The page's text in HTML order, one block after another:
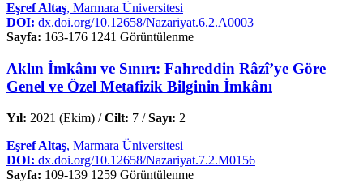
Eşref Altaş, Marmara Üniversitesi
DOI: dx.doi.org/10.12658/Nazariyat.6.2.A0003
Sayfa: 163-176 1241 Görüntülenme
Aklın İmkânı ve Sınırı: Fahreddin Râzî’ye Göre
Genel ve Özel Metafizik Bilginin İmkânı
Yıl: 2021 (Ekim) /Cilt: 7 /Sayı: 2
Eşref Altaş, Marmara Üniversitesi
DOI: dx.doi.org/10.12658/Nazariyat.7.2.M0156
Sayfa: 109-139 1259 Görüntülenme